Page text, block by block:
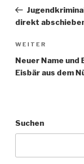
Beitrag
direkt
Nächster
Beitrag
WEITER
Neuer Name und
Eisbär aus dem
Suchen